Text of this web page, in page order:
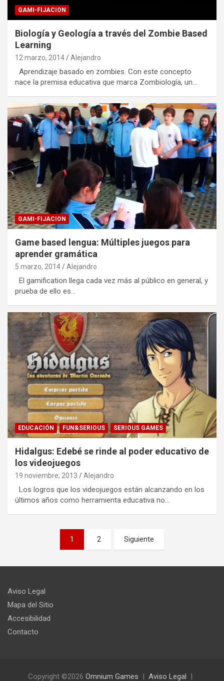
GAMI-FIJACION
Biología y Geología a través del Zombie Based
Learning
12 marzo, 2014 Alejandro
Aprendizaje basado en zombies. Con este concepto
nace la premisa educativa que marca Zombiología, un…
GAMI-FIJACION
Game based lengua: Múltiples juegos para
aprender gramática
5 marzo, 2014 Alejandro
El gamification llega cada vez más al público en general, y
prueba de ello es…
EDUCACIÓN FUN&SERIOUS SERIOUS GAMES
Hidalgus: Edebé se rinde al poder educativo de
los videojuegos
19 noviembre, 2013 Alejandro
Los logros que los videojuegos están alcanzando en los
últimos años como herramienta educativa no…
entradas
1 2 Siguiente
Aviso Legal
Mapa del Sitio
Accesibilidad
Contacto
Copyright ©2026 Omnium Games Aviso Legal